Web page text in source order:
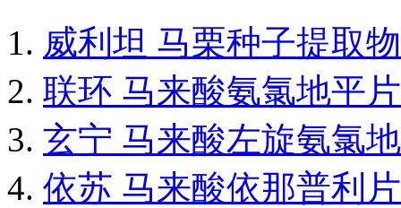
威利坦 马栗种子提取
联环 马来酸氨氯地平片
玄宁 马来酸左旋氨氯
依苏 马来酸依那普利片